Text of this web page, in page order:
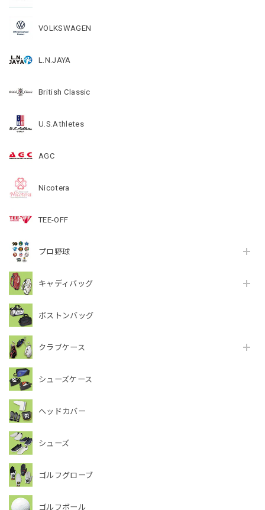
VOLKSWAGEN
L.N.JAYA
British Classic
U.S.Athletes
AGC
Nicotera
TEE-OFF
プロ野球
キャディバッグ
ボストンバッグ
クラブケース
シューズケース
ヘッドカバー
シューズ
ゴルフグローブ
ゴルフボール